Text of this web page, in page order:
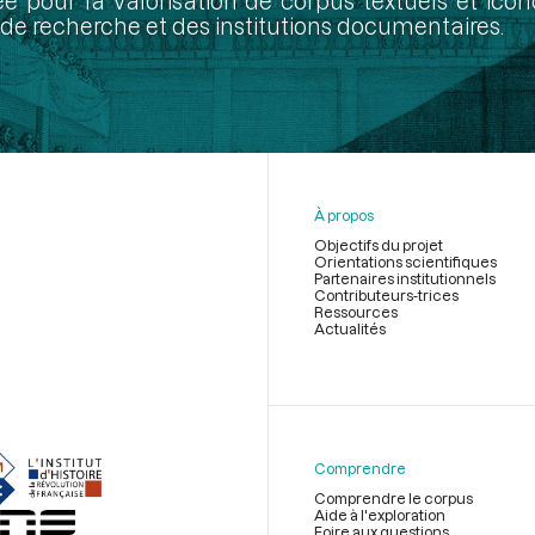
recherche et des institutions documentaires.
page
À propos
Objectifs du projet
Orientations scientifiques
Partenaires institutionnels
Contributeurs-trices
Ressources
Actualités
Comprendre
Comprendre le corpus
Aide à l'exploration
Foire aux questions